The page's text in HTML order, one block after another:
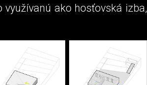
ako hosťovská izba,